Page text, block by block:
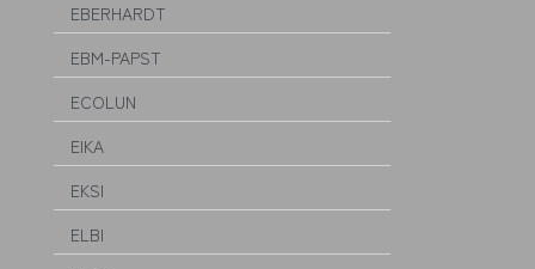
EBERHARDT
EBM-PAPST
ECOLUN
EIKA
EKSI
ELBI